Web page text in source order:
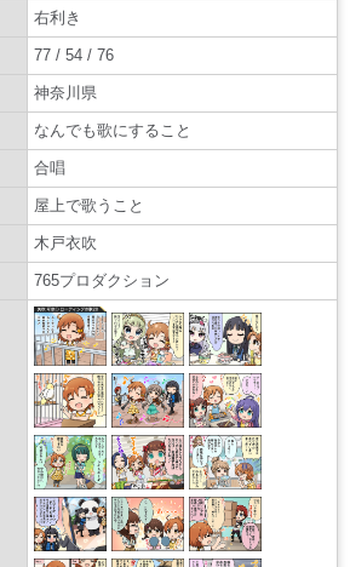
右利き
77 / 54 / 76
神奈川県
なんでも歌にすること
合唱
屋上で歌うこと
木戸衣吹
765プロダクション